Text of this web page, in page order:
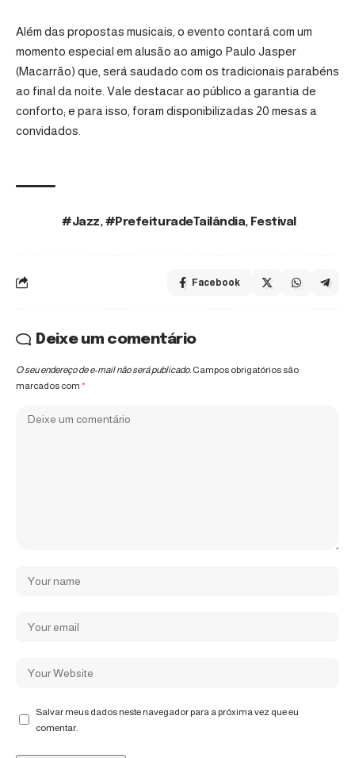
Além das propostas musicais, o evento contará com um
momento especial em alusão ao amigo Paulo Jasper
(Macarrão) que, será saudado com os tradicionais parabéns
ao final da noite. Vale destacar ao público a garantia de
conforto; e para isso, foram disponibilizadas 20 mesas a
convidados.
#Jazz,#PrefeituradeTailândia, Festival
Facebook
Deixe um comentário
O seu endereço de e-mail não será publicado. Campos obrigatórios são
marcados com *
Salvar meus dados neste navegador para a próxima vez que eu
comentar.